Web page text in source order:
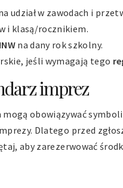
udział w zawodach i
i klasą/rocznikiem.
na dany rok szkolny.
jeśli wymagają tego
imprez
obowiązywać
Dlatego przed
aby zarezerwować